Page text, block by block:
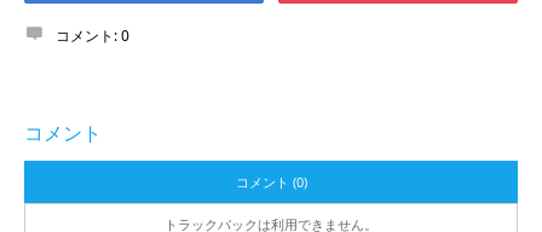
コメント:0
コメント
コメント (0)
トラックバックは利用できません。